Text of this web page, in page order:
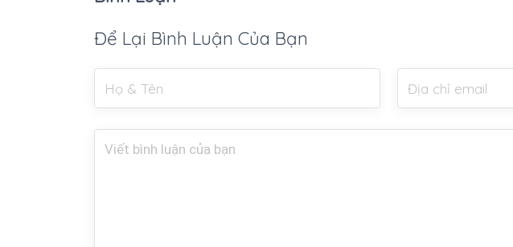
Để Lại Bình Luận Của Bạn